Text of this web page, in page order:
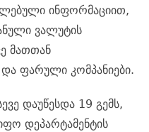
ინფორმაციით,
ვალუტის
მათთან
ფარული კომპანიები.
დაუწესდა 19 გემს,
დეპარტამენტის